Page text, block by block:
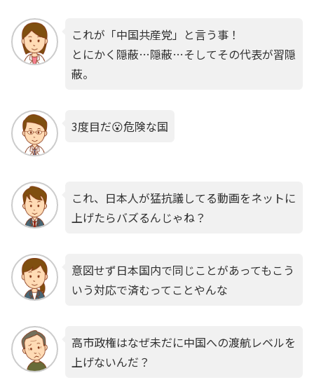
これが「中国共産党」と言う事！
とにかく隠蔽…隠蔽…そしてその代表が習隠
蔽。
3度目だ😮危険な国
これ、日本人が猛抗議してる動画をネットに
上げたらバズるんじゃね？
意図せず日本国内で同じことがあってもこう
いう対応で済むってことやんな
高市政権はなぜ未だに中国への渡航レベルを
上げないんだ？